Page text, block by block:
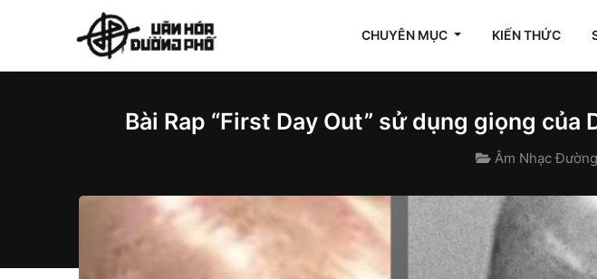
CHUYÊN MỤC KIẾN THỨC
Bài Rap “First Day Out” sử dụng giọng
Âm Nhạc